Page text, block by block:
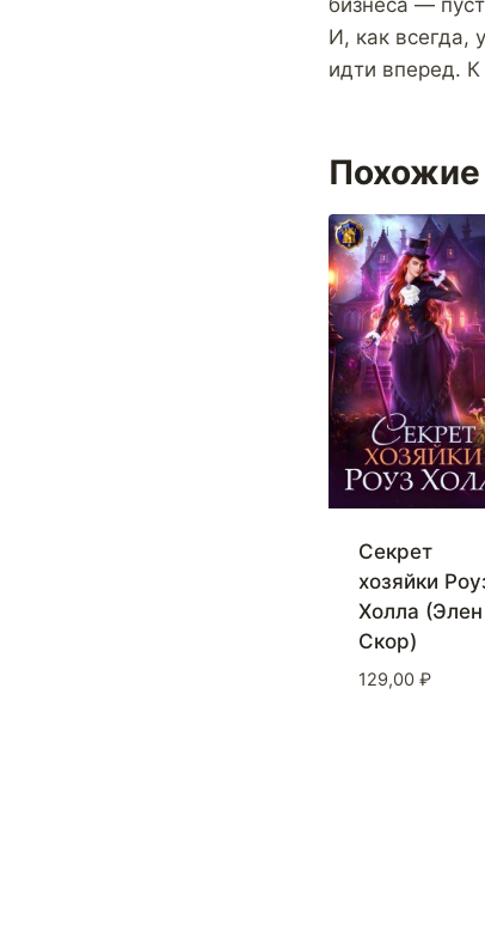
бизнеса —
И, как всегда,
идти вперед.
Похожие
Секрет
хозяйки
Холла (Элен
Скор)
129,00 ₽